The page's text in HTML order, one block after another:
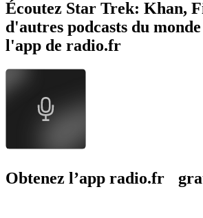
Écoutez Star Trek: Khan,
d'autres podcasts du
l'app de radio.fr
Obtenez l’app radio.fr